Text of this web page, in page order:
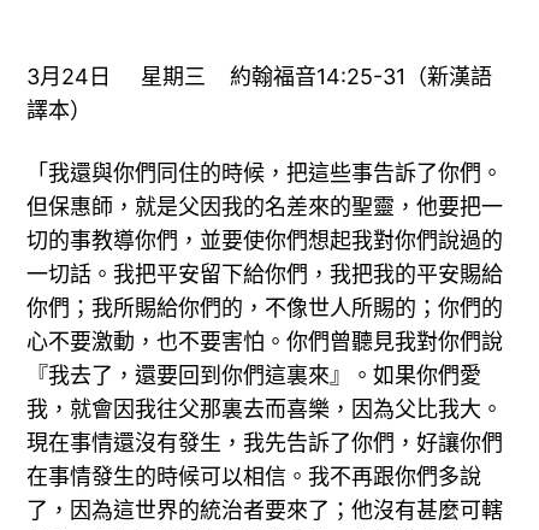
3月24日 星期三 約翰福音14:25-31（新漢語
譯本）
「我還與你們同住的時候，把這些事告訴了你們。
但保惠師，就是父因我的名差來的聖靈，他要把一
切的事教導你們，並要使你們想起我對你們說過的
一切話。我把平安留下給你們，我把我的平安賜給
你們；我所賜給你們的，不像世人所賜的；你們的
心不要激動，也不要害怕。你們曾聽見我對你們說
『我去了，還要回到你們這裏來』。如果你們愛
我，就會因我往父那裏去而喜樂，因為父比我大。
現在事情還沒有發生，我先告訴了你們，好讓你們
在事情發生的時候可以相信。我不再跟你們多說
了，因為這世界的統治者要來了；他沒有甚麼可轄